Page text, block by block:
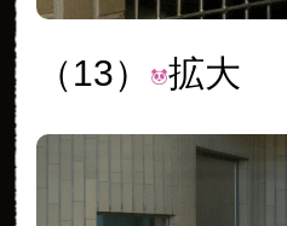
（13） 拡大